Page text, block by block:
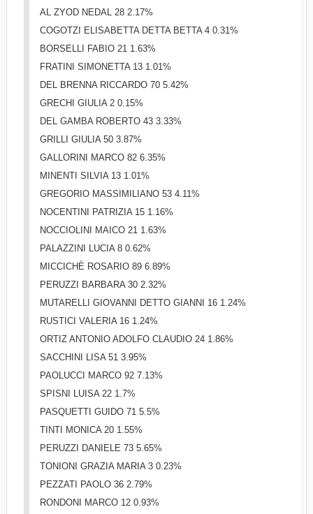
AL ZYOD NEDAL 28 2.17%
COGOTZI ELISABETTA DETTA BETTA 4 0.31%
BORSELLI FABIO 21 1.63%
FRATINI SIMONETTA 13 1.01%
DEL BRENNA RICCARDO 70 5.42%
GRECHI GIULIA 2 0.15%
DEL GAMBA ROBERTO 43 3.33%
GRILLI GIULIA 50 3.87%
GALLORINI MARCO 82 6.35%
MINENTI SILVIA 13 1.01%
GREGORIO MASSIMILIANO 53 4.11%
NOCENTINI PATRIZIA 15 1.16%
NOCCIOLINI MAICO 21 1.63%
PALAZZINI LUCIA 8 0.62%
MICCICHÈ ROSARIO 89 6.89%
PERUZZI BARBARA 30 2.32%
MUTARELLI GIOVANNI DETTO GIANNI 16 1.24%
RUSTICI VALERIA 16 1.24%
ORTIZ ANTONIO ADOLFO CLAUDIO 24 1.86%
SACCHINI LISA 51 3.95%
PAOLUCCI MARCO 92 7.13%
SPISNI LUISA 22 1.7%
PASQUETTI GUIDO 71 5.5%
TINTI MONICA 20 1.55%
PERUZZI DANIELE 73 5.65%
TONIONI GRAZIA MARIA 3 0.23%
PEZZATI PAOLO 36 2.79%
RONDONI MARCO 12 0.93%